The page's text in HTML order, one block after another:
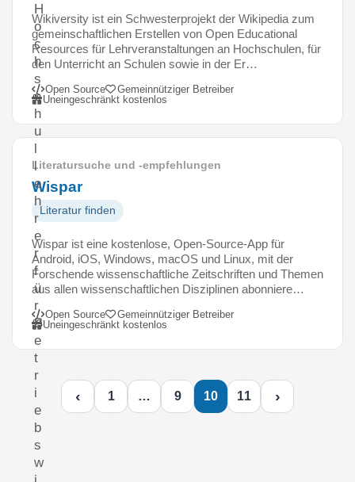
H
o
c
h
s
c
h
u
l
l
e
h
r
e
r
f
ü
r
B
e
t
r
i
e
b
s
w
Wikiversity ist ein Schwesterprojekt der Wikipedia zum
gemeinschaftlichen Erstellen von Open Educational
Resources für Lehrveranstaltungen an Hochschulen, für
den Unterricht an Schulen sowie in der Er…
Open Source
Gemeinnütziger Betreiber
Uneingeschränkt kostenlos
Literatursuche und -empfehlungen
Wispar
Literatur finden
Wispar ist eine kostenlose, Open-Source-App für
Android, iOS, Windows, macOS und Linux, mit der
Forschende wissenschaftliche Zeitschriften und Themen
aus allen wissenschaftlichen Disziplinen abonniere…
Open Source
Gemeinnütziger Betreiber
Uneingeschränkt kostenlos
‹ 1 … 9 10 11 ›